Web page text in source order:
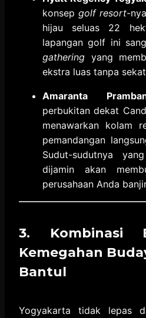
konsepgolf resort-
hijau seluas 22
lapangan golf ini
gathering yang
ekstra luas tanpa
Amaranta
perbukitan dekat
menawarkan kolam
pemandangan
Sudut-sudutnya
dijamin akan
perusahaan Anda
3. Kombinasi
Kemegahan
Bantul
Yogyakarta tidak lepas